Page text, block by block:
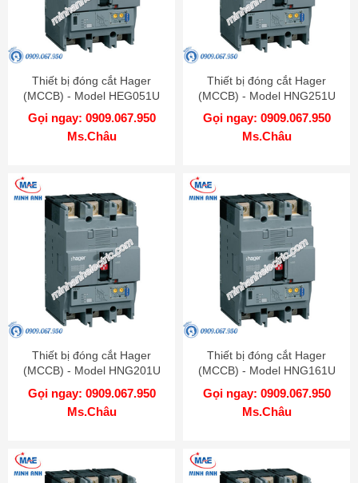
Thiết bị đóng cắt Hager
(MCCB) - Model HEG051U
Gọi ngay: 0909.067.950
Ms.Châu
Thiết bị đóng cắt Hager
(MCCB) - Model HNG251U
Gọi ngay: 0909.067.950
Ms.Châu
Thiết bị đóng cắt Hager
(MCCB) - Model HNG201U
Gọi ngay: 0909.067.950
Ms.Châu
Thiết bị đóng cắt Hager
(MCCB) - Model HNG161U
Gọi ngay: 0909.067.950
Ms.Châu